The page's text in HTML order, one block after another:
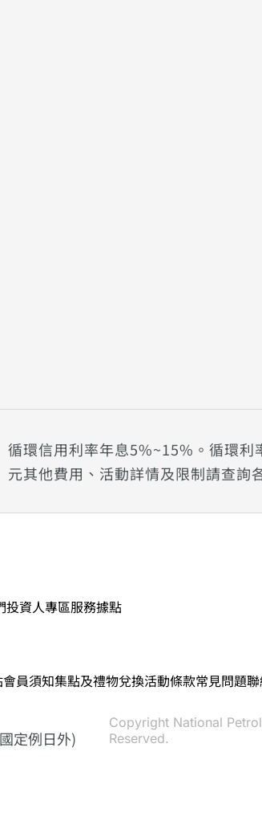
循環信用利率年息5%~15%。循環
元其他費用、活動詳情及限制請查詢
投資人專區服務據點
員須知集點及禮物兌換活動條款常見問題
定例日外)
Copyright National
Reserved.